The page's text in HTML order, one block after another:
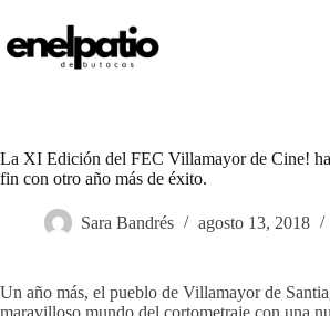
contenido
La XI Edición del FEC Villamayor de Cine!
fin con otro año más de éxito.
Sara Bandrés agosto 13, 2018
Un año más, el pueblo de Villamayor de
maravilloso mundo del cortometraje con una